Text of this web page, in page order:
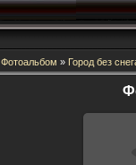
Фотоальбом » Город без